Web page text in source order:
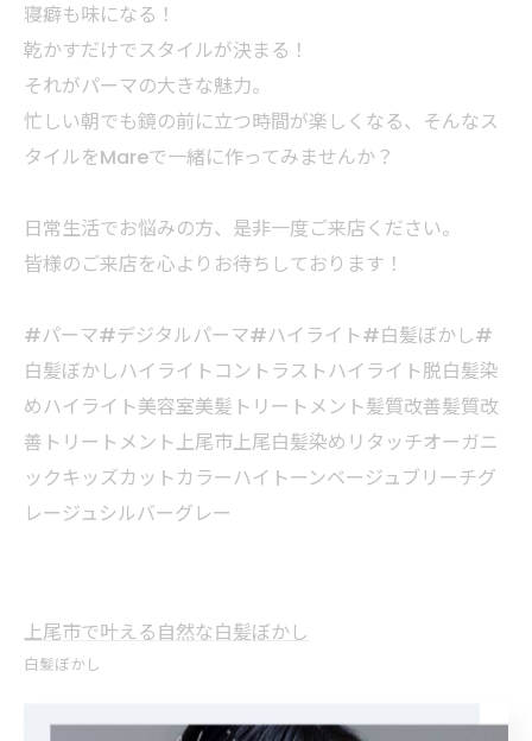
寝癖も味になる！
乾かすだけでスタイルが決まる！
それがパーマの大きな魅力。
忙しい朝でも鏡の前に立つ時間が楽しくなる、そんなス
タイルをMareで一緒に作ってみませんか？
日常生活でお悩みの方、是非一度ご来店ください。
皆様のご来店を心よりお待ちしております！
#パーマ#デジタルパーマ#ハイライト#白髪ぼかし#
白髪ぼかしハイライトコントラストハイライト脱白髪染
めハイライト美容室美髪トリートメント髪質改善髪質改
善トリートメント上尾市上尾白髪染めリタッチオーガニ
ックキッズカットカラーハイトーンベージュブリーチグ
レージュシルバーグレー
上尾市で叶える自然な白髪ぼかし
白髪ぼかし